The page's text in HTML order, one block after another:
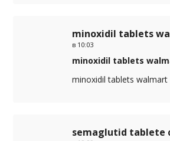
minoxidil tablets
в 10:03
minoxidil tablets
minoxidil tablets walmart
semaglutid tablete